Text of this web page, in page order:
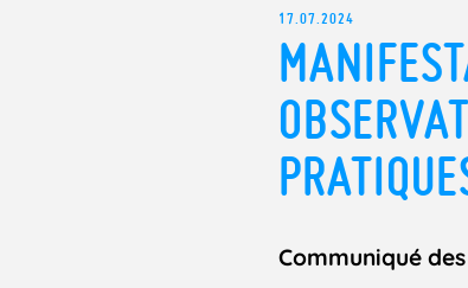
17.07.2024
Communiqué